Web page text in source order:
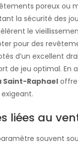
poreux ou
la sécurité des
le
pour des
d’un excellent
de jeu optimal. En
Saint-Raphael offre
liées au
souvent